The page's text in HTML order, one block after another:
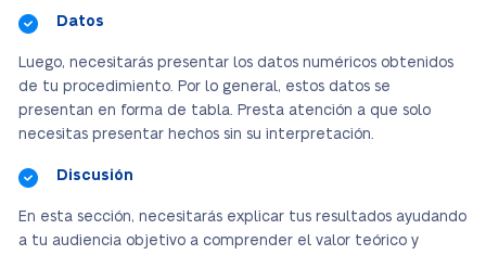
Datos
Luego, necesitarás presentar los datos numéricos obtenidos
de tu procedimiento. Por lo general, estos datos se
presentan en forma de tabla. Presta atención a que solo
necesitas presentar hechos sin su interpretación.
Discusión
En esta sección, necesitarás explicar tus resultados ayudando
a tu audiencia objetivo a comprender el valor teórico y